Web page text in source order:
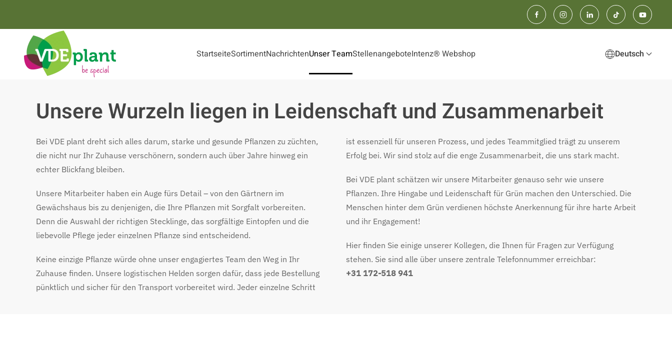
Zum Hauptinhalt springen
StartseiteSortimentNachrichtenUnser TeamStellenangeboteIntenz® Webshop Deutsch
Unsere Wurzeln liegen in Leidenschaft und Zusammenarbeit
Bei VDE plant dreht sich alles darum, starke und gesunde Pflanzen zu züchten,
die nicht nur Ihr Zuhause verschönern, sondern auch über Jahre hinweg ein
echter Blickfang bleiben.
Unsere Mitarbeiter haben ein Auge fürs Detail – von den Gärtnern im
Gewächshaus bis zu denjenigen, die Ihre Pflanzen mit Sorgfalt vorbereiten.
Denn die Auswahl der richtigen Stecklinge, das sorgfältige Eintopfen und die
liebevolle Pflege jeder einzelnen Pflanze sind entscheidend.
Keine einzige Pflanze würde ohne unser engagiertes Team den Weg in Ihr
Zuhause finden. Unsere logistischen Helden sorgen dafür, dass jede Bestellung
pünktlich und sicher für den Transport vorbereitet wird. Jeder einzelne Schritt
ist essenziell für unseren Prozess, und jedes Teammitglied trägt zu unserem
Erfolg bei. Wir sind stolz auf die enge Zusammenarbeit, die uns stark macht.
Bei VDE plant schätzen wir unsere Mitarbeiter genauso sehr wie unsere
Pflanzen. Ihre Hingabe und Leidenschaft für Grün machen den Unterschied. Die
Menschen hinter dem Grün verdienen höchste Anerkennung für ihre harte Arbeit
und ihr Engagement!
Hier finden Sie einige unserer Kollegen, die Ihnen für Fragen zur Verfügung
stehen. Sie sind alle über unsere zentrale Telefonnummer erreichbar:
+31 172-518 941